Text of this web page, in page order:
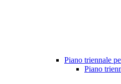
Piano triennale
Piano